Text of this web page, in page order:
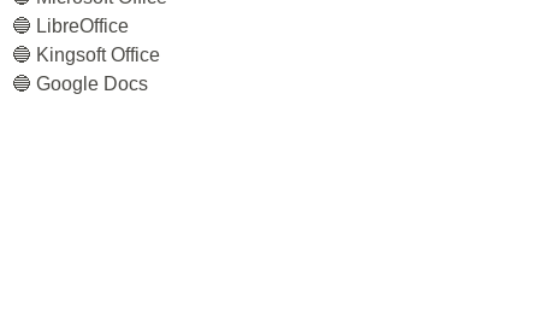
🔵 LibreOffice
🔵 Kingsoft Office
🔵 Google Docs